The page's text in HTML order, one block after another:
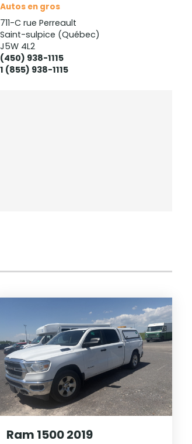
Autos en gros
711-C rue Perreault
Saint-sulpice (Québec)
J5W 4L2
(450) 938-1115
1 (855) 938-1115
Ram 1500 2019